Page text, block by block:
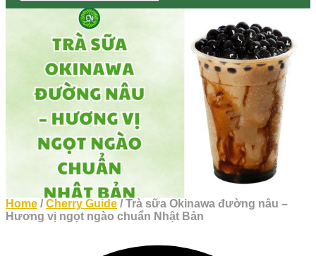
Home / Cherry Guide / Trà sữa Okinawa đường nâu –
Hương vị ngọt ngào chuẩn Nhật Bản